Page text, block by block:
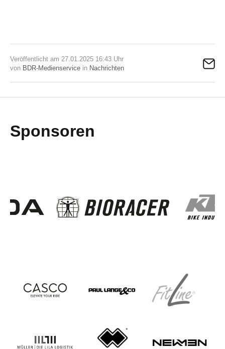
Veröffentlicht am 27.01.2025 16:43 Uhr
von BDR-Medienservice in Nachrichten
Sponsoren